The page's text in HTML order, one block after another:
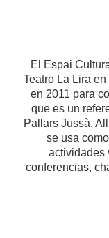
El Espai
Teatro La Lira
en 2011 para
que es un
Pallars Jussà.
se usa
actividades
conferencias,